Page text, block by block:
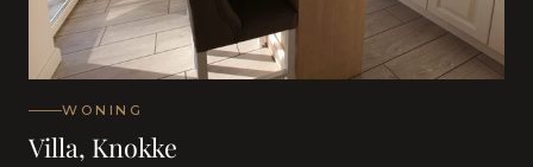
WONING
Villa, Knokke